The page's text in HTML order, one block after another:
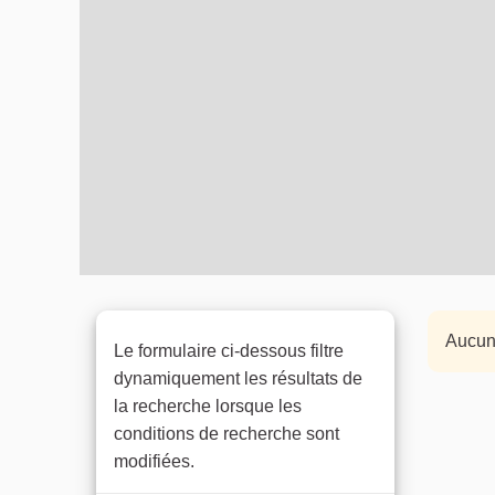
Le formulaire ci-dessous filtre
dynamiquement les résultats de
la recherche lorsque les
conditions de recherche sont
modifiées.